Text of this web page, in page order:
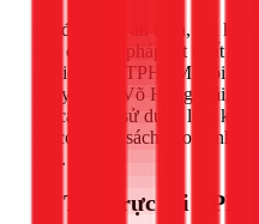
Để đảm bảo an toàn, tiết
vấn đề, giải pháp tốt nhất là
nghiệp. Tại TPHCM, đội
chuyên gia Võ Hồng Hải,
tôi cam kết sử dụng linh kiện
và có chính sách bảo hành
tâm.
📍 Thợ trực tại